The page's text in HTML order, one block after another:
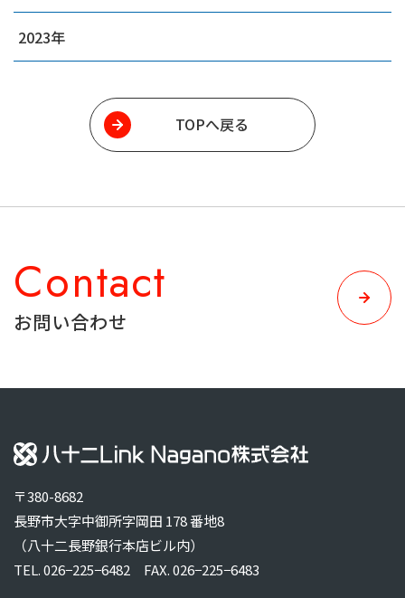
2023
TOPへ戻る
Contact
お問い合わせ
〒380-8682
長野市大字中御所字岡田 178 番地8
（八十二長野銀行本店ビル内）
TEL. 026−225−6482
FAX. 026−225−6483